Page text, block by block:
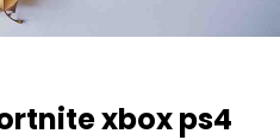
xbox ps4